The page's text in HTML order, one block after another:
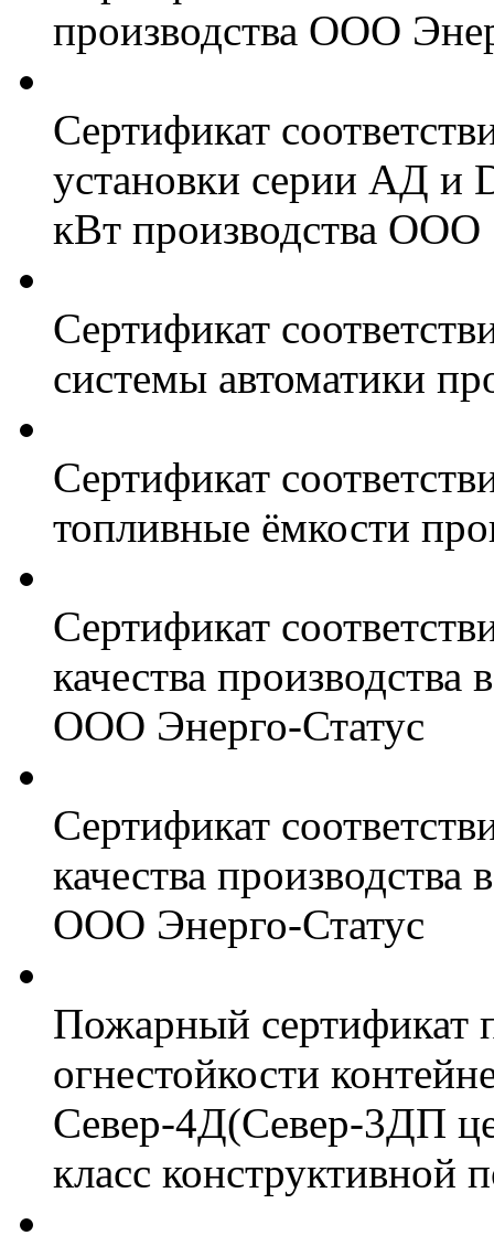
производства ООО
Сертификат
установки серии АД и
кВт производства ООО
Сертификат
системы автоматики
Сертификат
топливные ёмкости
Сертификат
качества
ООО Энерго-Статус
Сертификат
качества
ООО Энерго-Статус
Пожарный сертификат
огнестойкости
Север-4Д(Север-3ДП
класс конструктивной